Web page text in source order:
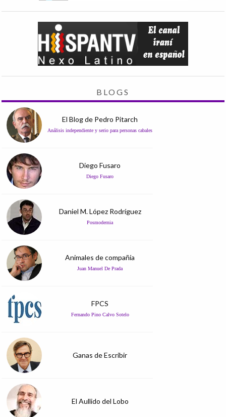
BLOGS
El Blog de Pedro Pitarch
Análisis independiente y serio para personas cabales
Diego Fusaro
Diego Fusaro
Daniel M. López Rodríguez
Posmodernia
Animales de compañía
Juan Manuel De Prada
FPCS
Fernando Pino Calvo Sotelo
Ganas de Escribir
El Aullido del Lobo